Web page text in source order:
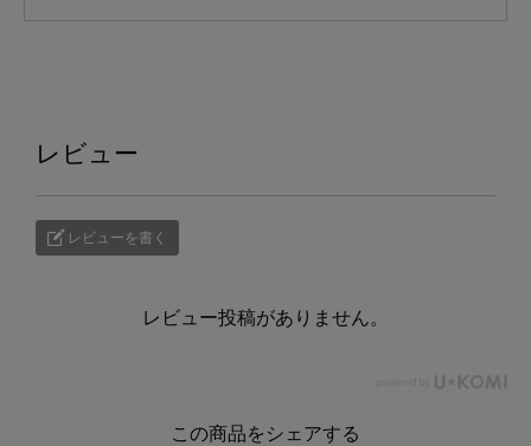
レビュー
レビューを書く
レビュー投稿がありません。
この商品をシェアする